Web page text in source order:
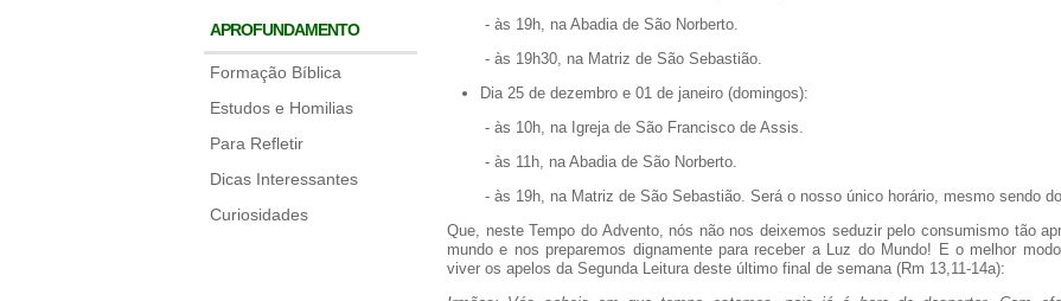
APROFUNDAMENTO
Formação Bíblica
Estudos e Homilias
Para Refletir
Dicas Interessantes
Curiosidades
- às 19h, na Abadia de São Norberto.
- às 19h30, na Matriz de São Sebastião.
Dia 25 de dezembro e 01 de janeiro (domingos):
- às 10h, na Igreja de São Francisco de Assis.
- às 11h, na Abadia de São Norberto.
- às 19h, na Matriz de São Sebastião. Será o nosso único horário, mesmo sendo
Que, neste Tempo do Advento, nós não nos deixemos seduzir pelo consumismo tão
mundo e nos preparemos dignamente para receber a Luz do Mundo! E o melhor
viver os apelos da Segunda Leitura deste último final de semana (Rm 13,11-14a):